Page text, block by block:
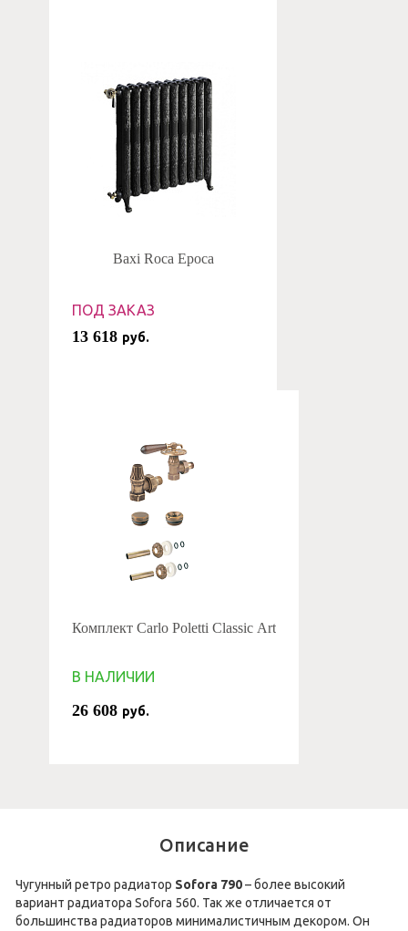
Baxi Roca Epoca
ПОД ЗАКАЗ
13 618 руб.
Комплект Carlo Poletti Classic Art
В НАЛИЧИИ
26 608 руб.
Описание
Чугунный ретро радиатор Sofora 790– более высокий
вариант радиатора Sofora 560. Так же отличается от
большинства радиаторов минималистичным декором. Он